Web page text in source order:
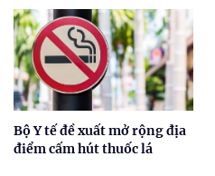
Bộ Y tế đề xuất mở rộng địa
điểm cấm hút thuốc lá